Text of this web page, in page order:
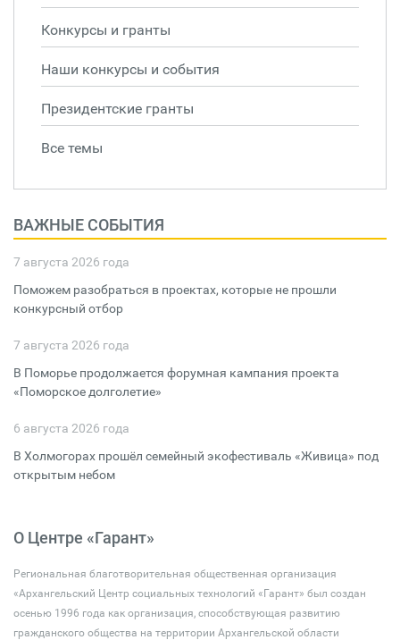
Конкурсы и гранты
Наши конкурсы и события
Президентские гранты
Все темы
ВАЖНЫЕ СОБЫТИЯ
7 августа 2026 года
Поможем разобраться в проектах, которые не прошли
конкурсный отбор
7 августа 2026 года
В Поморье продолжается форумная кампания проекта
«Поморское долголетие»
6 августа 2026 года
В Холмогорах прошёл семейный экофестиваль «Живица» под
открытым небом
О Центре «Гарант»
Региональная благотворительная общественная организация
«Архангельский Центр социальных технологий «Гарант» был создан
осенью 1996 года как организация, способствующая развитию
гражданского общества на территории Архангельской области